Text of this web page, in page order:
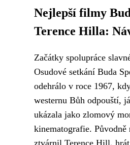
Nejlepší filmy
Terence Hilla:
Začátky spolupráce
Osudové setkání Buda
odehrálo v roce 1967,
westernu Bůh odpouští,
ukázala jako zlomový
kinematografie.
ztvárnil Terence Hill,